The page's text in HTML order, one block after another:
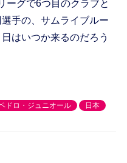
ーグで6つ目のクラブと
手の、サムライブルー
はいつか来るのだろう
ドロ・ジュニオール
日本